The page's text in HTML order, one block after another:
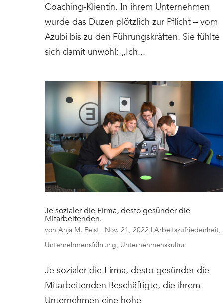
Coaching-Klientin. In ihrem Unternehmen
wurde das Duzen plötzlich zur Pflicht – vom
Azubi bis zu den Führungskräften. Sie fühlte
sich damit unwohl: „Ich...
Je sozialer die Firma, desto gesünder die
Mitarbeitenden.
von Anja M. Feist| Nov. 21, 2022 | Arbeitszufriedenheit,
Unternehmensführung, Unternehmenskultur
Je sozialer die Firma, desto gesünder die
Mitarbeitenden Beschäftigte, die ihrem
Unternehmen eine hohe